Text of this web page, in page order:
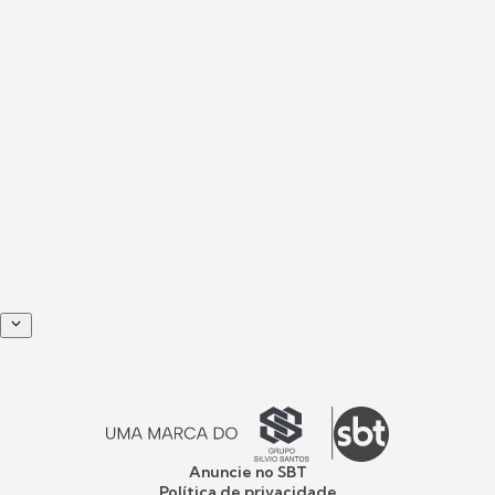
Anuncie no SBT